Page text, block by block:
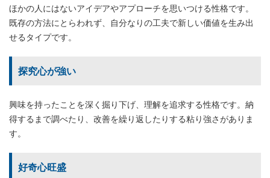
ほかの人にはないアイデアやアプローチを思いつける性格です。
既存の方法にとらわれず、自分なりの工夫で新しい価値を生み出
せるタイプです。
探究心が強い
興味を持ったことを深く掘り下げ、理解を追求する性格です。納
得するまで調べたり、改善を繰り返したりする粘り強さがありま
す。
好奇心旺盛